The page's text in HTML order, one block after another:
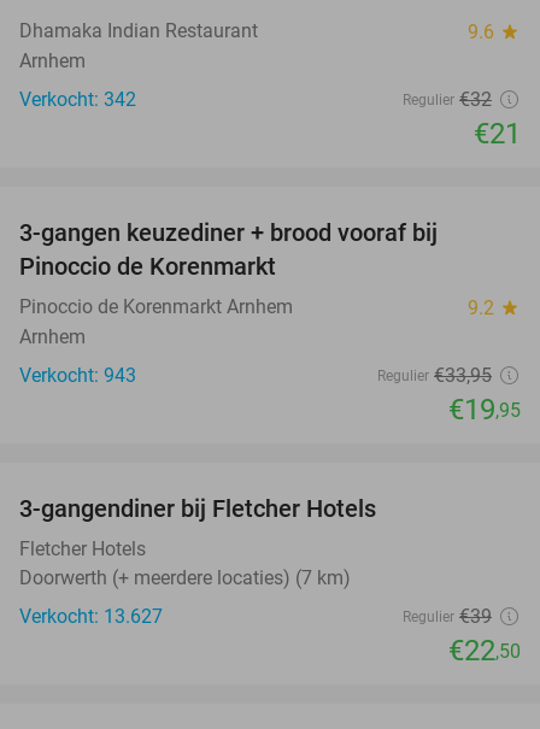
Dhamaka Indian Restaurant 9.6 star
Arnhem
Verkocht: 342
Regulier €32
€21
3-gangen keuzediner + brood vooraf bij
Pinoccio de Korenmarkt
Pinoccio de Korenmarkt Arnhem 9.2 star
Arnhem
Verkocht: 943
Regulier €33,95
€19,95
3-gangendiner bij Fletcher Hotels
Fletcher Hotels
Doorwerth (+ meerdere locaties) (7 km)
Verkocht: 13.627
Regulier €39
€22,50